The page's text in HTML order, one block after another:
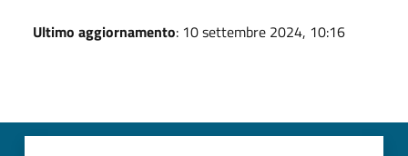
Ultimo aggiornamento: 10 settembre 2024, 10:16